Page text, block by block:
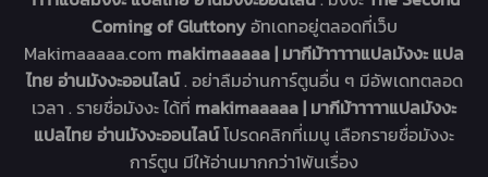
Coming of Gluttonyอัทเดทอยู่ตลอดที่เว็บ
Makimaaaaa.com makimaaaaa | มากีม้าาาาาแปลมังงะ แปล
ไทย อ่านมังงะออนไลน์. อย่าลืมอ่านการ์ตูนอื่น ๆ มีอัพเดทตลอด
เวลา . รายชื่อมังงะ ได้ที่ makimaaaaa | มากีม้าาาาาแปลมังงะ
แปลไทย อ่านมังงะออนไลน์โปรดคลิกที่เมนู เลือกรายชื่อมังงะ
การ์ตูน มีให้อ่านมากกว่า1พันเรื่อง